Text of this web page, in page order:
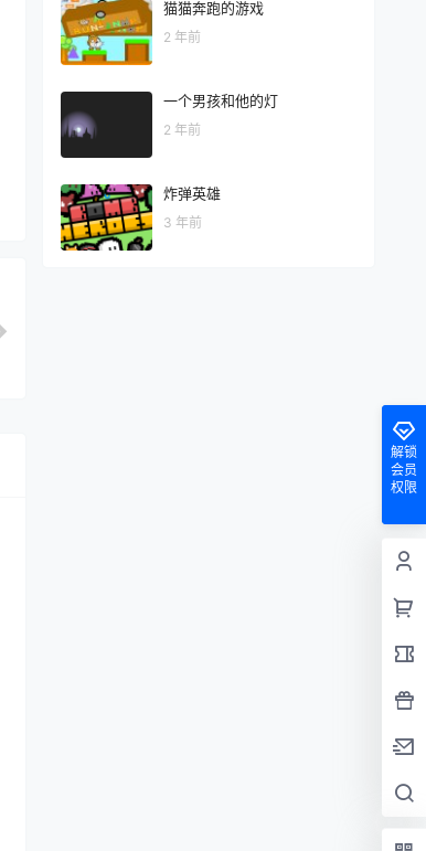
猫猫奔跑的游戏
2 年前
一个男孩和他的灯
2 年前
炸弹英雄
3 年前
解锁
会员
权限